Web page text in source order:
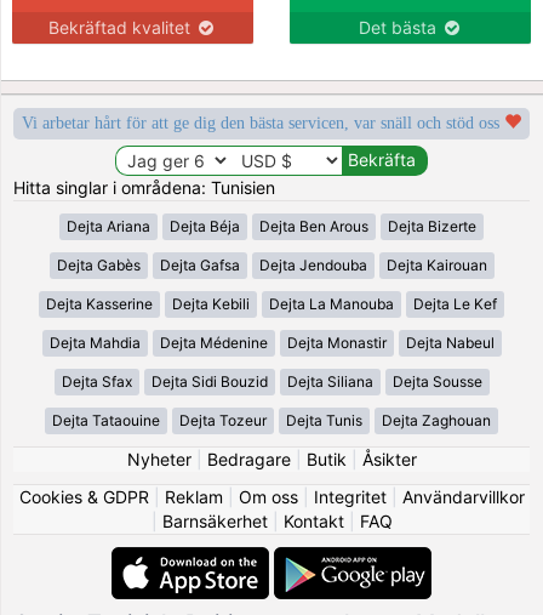
Bekräftad kvalitet Det bästa
Vi arbetar hårt för att ge dig den bästa servicen, var snäll och stöd oss
Hitta singlar i områdena: Tunisien
Dejta Ariana Dejta Béja Dejta Ben Arous Dejta Bizerte
Dejta Gabès Dejta Gafsa Dejta Jendouba Dejta Kairouan
Dejta Kasserine Dejta Kebili Dejta La Manouba Dejta Le Kef
Dejta Mahdia Dejta Médenine Dejta Monastir Dejta Nabeul
Dejta Sfax Dejta Sidi Bouzid Dejta Siliana Dejta Sousse
Dejta Tataouine Dejta Tozeur Dejta Tunis Dejta Zaghouan
Nyheter| Bedragare| Butik
Åsikter
Cookies & GDPR
Reklam Om oss| Integritet| Användarvillkor
Barnsäkerhet| Kontakt| FAQ